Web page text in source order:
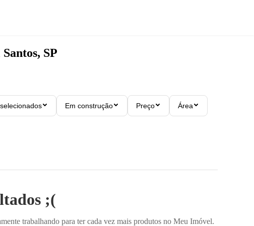
Santos, SP
Em construção Preço Área
;(
trabalhando para ter cada vez mais produtos no Meu Imóvel.